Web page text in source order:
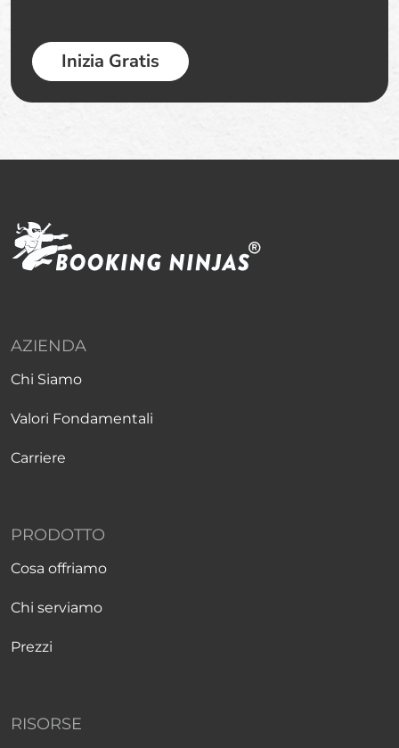
Inizia Gratis
AZIENDA
Chi Siamo
Valori Fondamentali
Carriere
PRODOTTO
Cosa offriamo
Chi serviamo
Prezzi
RISORSE